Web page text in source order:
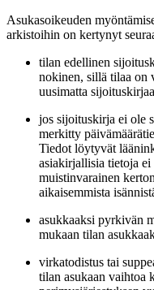
Asukasoikeuden
arkistoihin on kertynyt
tilan edellinen
nokinen, sillä tilaa on
uusimatta sijoituskirjaa
jos sijoituskirja ei ole
merkitty
Tiedot löytyvät
asiakirjallisia tietoja
muistinvarainen
aikaisemmista
asukkaaksi pyrkivän
mukaan tilan
virkatodistus tai
tilan asukaan vaihtoa